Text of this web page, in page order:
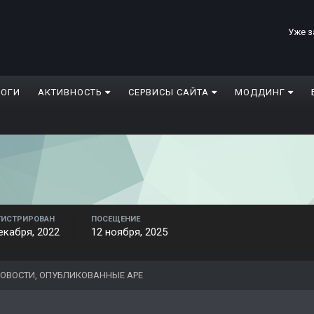
Уже
АКТИВНОСТЬ СЕРВИСЫ САЙТА МОДДИНГ
2022
ПОСЕЩЕНИЕ
12 ноября, 2025
ОПУБЛИКОВАННЫЕ APE